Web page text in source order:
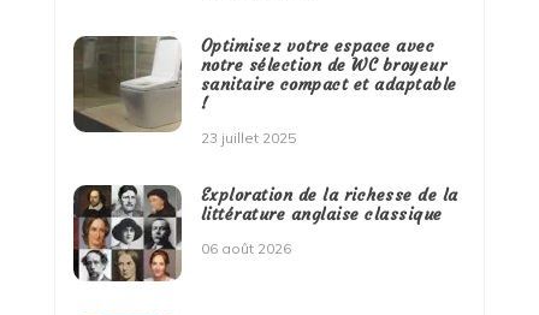
Optimisez votre espace avec
notre sélection de WC broyeur
sanitaire compact et adaptable
!
23 juillet 2025
Exploration de la richesse de la
littérature anglaise classique
06 août 2026